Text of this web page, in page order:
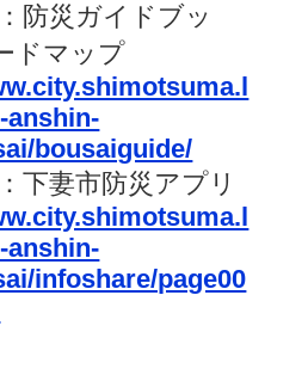
防災ガイドブッ
ドマップ
anshin-
bousaiguide/
下妻市防災アプリ
anshin-
infoshare/page00